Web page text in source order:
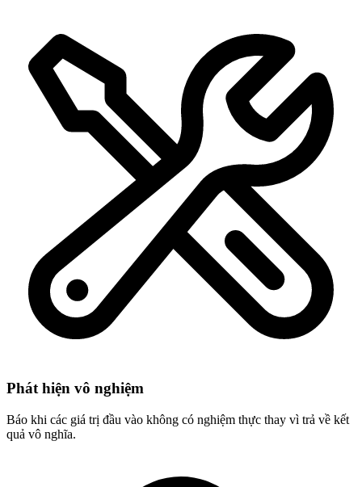
Phát hiện vô nghiệm
Báo khi các giá trị đầu vào không có nghiệm thực thay vì trả về kết
quả vô nghĩa.